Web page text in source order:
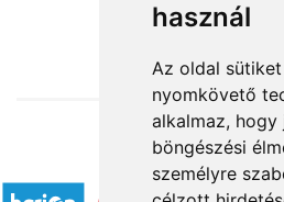
használ
Az oldal
nyomkövető
alkalmaz, hogy
böngészési
személyre
from
Accepted